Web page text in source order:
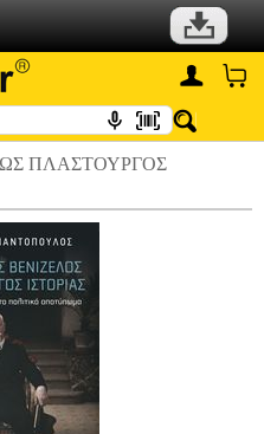
ΠΛΑΣΤΟΥΡΓΟΣ